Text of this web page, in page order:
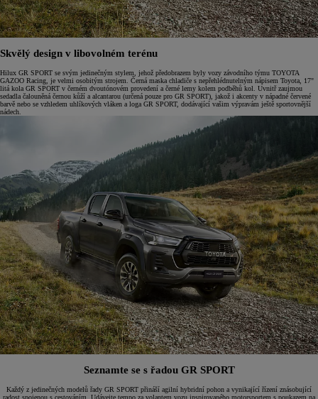
Skvělý design v libovolném terénu
Hilux GR SPORT se svým jedinečným stylem, jehož předobrazem byly vozy závodního týmu TOYOTA
GAZOO Racing, je velmi osobitým strojem. Černá maska chladiče s nepřehlédnutelným nápisem Toyota, 17"
litá kola GR SPORT v černém dvoutónovém provedení a černé lemy kolem podběhů kol. Uvnitř zaujmou
sedadla čalouněná černou kůží a alcantarou (určená pouze pro GR SPORT), jakož i akcenty v nápadné červené
barvě nebo se vzhledem uhlíkových vláken a loga GR SPORT, dodávající vašim výpravám ještě sportovnější
nádech.
Seznamte se s řadou GR SPORT
Každý z jedinečných modelů řady GR SPORT přináší agilní hybridní pohon a vynikající řízení znásobující
radost spojenou s cestováním. Udávejte tempo za volantem vozu inspirovaného motorsportem s poukazem na